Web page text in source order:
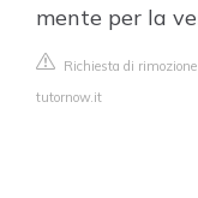
mente per la
Richiesta di
tutornow.it